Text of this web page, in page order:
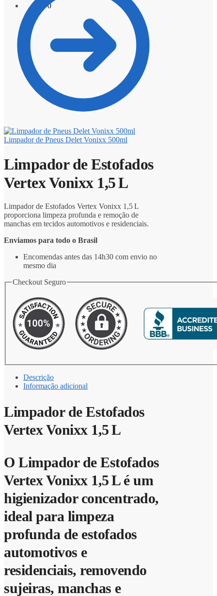
R$0,00 0
Limpador de Pneus Delet Vonixx 500ml
Limpador de Estofados
Vertex Vonixx 1,5 L
Limpador de Estofados Vertex Vonixx 1,5 L
proporciona limpeza profunda e remoção de
manchas em tecidos automotivos e residenciais.
Enviamos para todo o Brasil
Encomendas antes das 14h30 com envio no
mesmo dia
Checkout Seguro
Descrição
Informação adicional
Limpador de Estofados
Vertex Vonixx 1,5 L
O Limpador de Estofados
Vertex Vonixx 1,5 L é um
higienizador concentrado,
ideal para limpeza
profunda de estofados
automotivos e
residenciais, removendo
sujeiras, manchas e